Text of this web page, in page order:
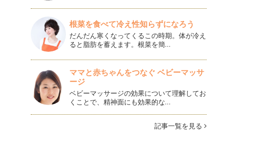
根菜を食べて冷え性知らずになろう
だんだん寒くなってくるこの時期。体が冷え
ると脂肪を蓄えます。根菜を簡…
ママと赤ちゃんをつなぐ ベビーマッサ
ージ
ベビーマッサージの効果について理解してお
くことで、精神面にも効果的な…
記事一覧を見る